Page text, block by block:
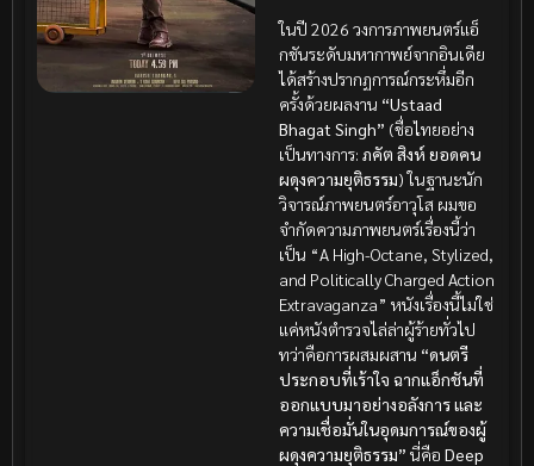
ในปี 2026 วงการภาพยนตร์แอ็
กชันระดับมหากาพย์จากอินเดีย
ได้สร้างปรากฏการณ์กระหึ่มอีก
ครั้งด้วยผลงาน “Ustaad
Bhagat Singh” (ชื่อไทยอย่าง
เป็นทางการ: ภคัต สิงห์ ยอดคน
ผดุงความยุติธรรม) ในฐานะนัก
วิจารณ์ภาพยนตร์อาวุโส ผมขอ
จำกัดความภาพยนตร์เรื่องนี้ว่า
เป็น “A High-Octane, Stylized,
and Politically Charged Action
Extravaganza” หนังเรื่องนี้ไม่ใช่
แค่หนังตำรวจไล่ล่าผู้ร้ายทั่วไป
ทว่าคือการผสมผสาน “ดนตรี
ประกอบที่เร้าใจ ฉากแอ็กชันที่
ออกแบบมาอย่างอลังการ และ
ความเชื่อมั่นในอุดมการณ์ของผู้
ผดุงความยุติธรรม” นี่คือ Deep